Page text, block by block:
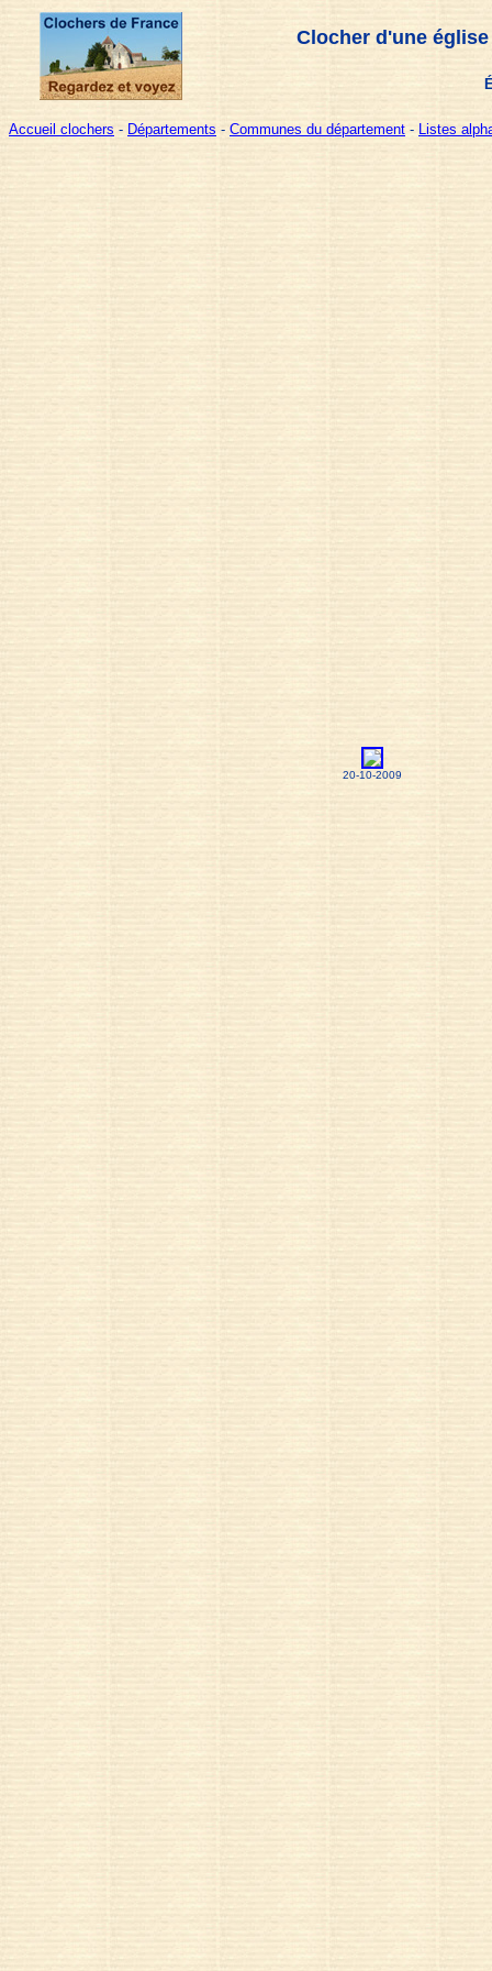
Clocher d'une
Accueil clochers - Départements - Communes du département - Listes
20-10-2009